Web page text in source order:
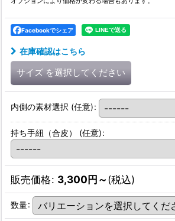
Facebookでシェア
在庫確認はこちら
サイズ を選択してください
内側の素材選択 (任意):
持ち手紐（合皮） (任意):
販売価格: 3,300円～(税込)
数量: